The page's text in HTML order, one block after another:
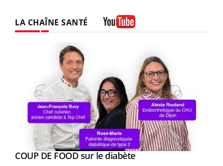
LA CHAÎNE SANTÉ
Youtube
COUP DE FOOD sur le diabèteYoutube
Youtube
Quand l’entreprise mise sur le bien être global